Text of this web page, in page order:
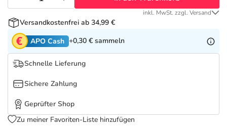
Tierapotheke
Vitamine & Mineralstoffe
Marken
Salus Deals
inkl. MwSt. zzgl. Versand
Versandkostenfrei ab 34,99 €
APO Cash +0,30 € sammeln
Schnelle Lieferung
Sichere Zahlung
Geprüfter Shop
Zu meiner Favoriten-Liste hinzufügen